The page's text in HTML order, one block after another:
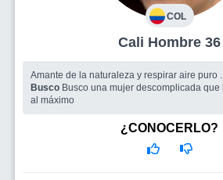
COL
Cali Hombre 36
Amante de la naturaleza y respirar aire puro
Busco Busco una mujer descomplicada
al máximo
¿CONOCERLO?